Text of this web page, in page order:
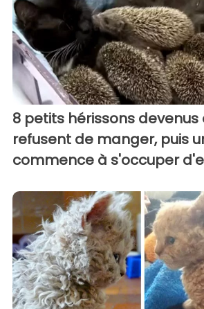
8 petits hérissons devenus
refusent de manger, puis
commence à s'occuper